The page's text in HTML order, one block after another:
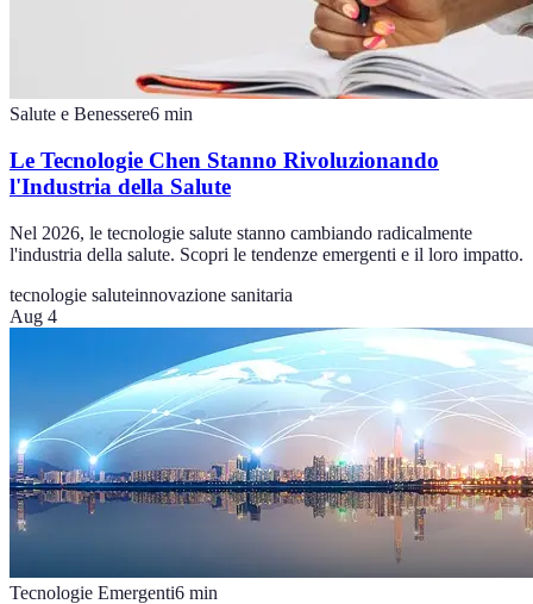
Salute e Benessere6 min
Le Tecnologie Chen Stanno Rivoluzionando
l'Industria della Salute
Nel 2026, le tecnologie salute stanno cambiando radicalmente
l'industria della salute. Scopri le tendenze emergenti e il loro impatto.
tecnologie saluteinnovazione sanitaria
Aug 4
Tecnologie Emergenti6 min